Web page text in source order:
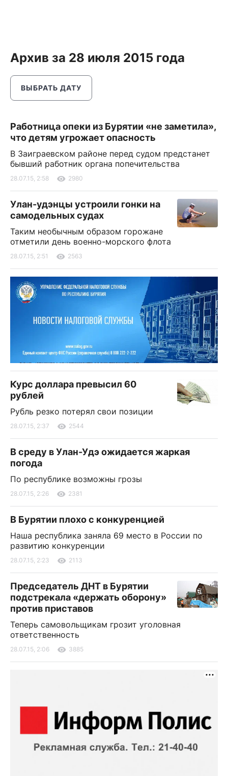
Архив за 28 июля 2015 года
ВЫБРАТЬ ДАТУ
Работница опеки из Бурятии «не заметила»,
что детям угрожает опасность
В Заиграевском районе перед судом предстанет
бывший работник органа попечительства
28.07.15, 2:58 2980
Улан-удэнцы устроили гонки на
самодельных судах
Таким необычным образом горожане
отметили день военно-морского флота
28.07.15, 2:51 2563
Курс доллара превысил 60
рублей
Рубль резко потерял свои позиции
28.07.15, 2:37 2544
В среду в Улан-Удэ ожидается жаркая
погода
По республике возможны грозы
28.07.15, 2:26 2381
В Бурятии плохо с конкуренцией
Наша республика заняла 69 место в России по
развитию конкуренции
28.07.15, 2:23 2113
Председатель ДНТ в Бурятии
подстрекала «держать оборону»
против приставов
Теперь самовольщикам грозит уголовная
ответственность
28.07.15, 2:06 3885